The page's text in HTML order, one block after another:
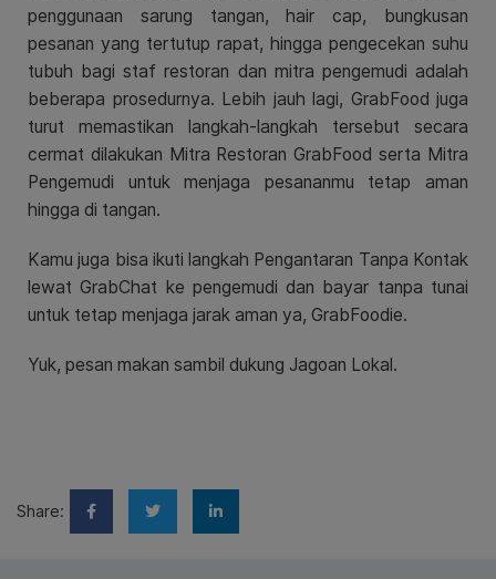
penggunaan sarung tangan, hair cap, bungkusan
pesanan yang tertutup rapat, hingga pengecekan suhu
tubuh bagi staf restoran dan mitra pengemudi adalah
beberapa prosedurnya. Lebih jauh lagi, GrabFood juga
turut memastikan langkah-langkah tersebut secara
cermat dilakukan Mitra Restoran GrabFood serta Mitra
Pengemudi untuk menjaga pesananmu tetap aman
hingga di tangan.
Kamu juga bisa ikuti langkah Pengantaran Tanpa Kontak
lewat GrabChat ke pengemudi dan bayar tanpa tunai
untuk tetap menjaga jarak aman ya, GrabFoodie.
Yuk, pesan makan sambil dukung Jagoan Lokal.
Share: